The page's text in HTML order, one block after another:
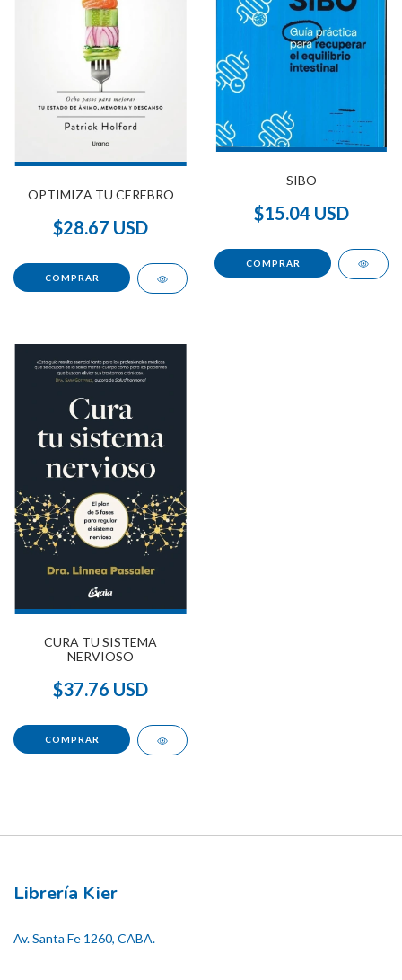
OPTIMIZA TU CEREBRO
$28.67 USD
SIBO
$15.04 USD
CURA TU SISTEMA
NERVIOSO
$37.76 USD
Librería Kier
Av. Santa Fe 1260, CABA.